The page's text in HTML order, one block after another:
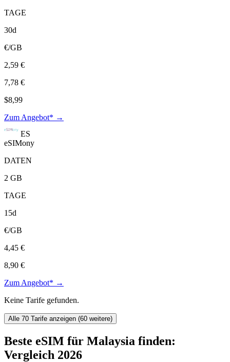
TAGE
30d
€/GB
2,59 €
7,78 €
$8,99
Zum Angebot* →
ES
eSIMony
DATEN
2 GB
TAGE
15d
€/GB
4,45 €
8,90 €
Zum Angebot* →
Keine Tarife gefunden.
Alle 70 Tarife anzeigen (60 weitere)
Beste eSIM für Malaysia finden:
Vergleich 2026